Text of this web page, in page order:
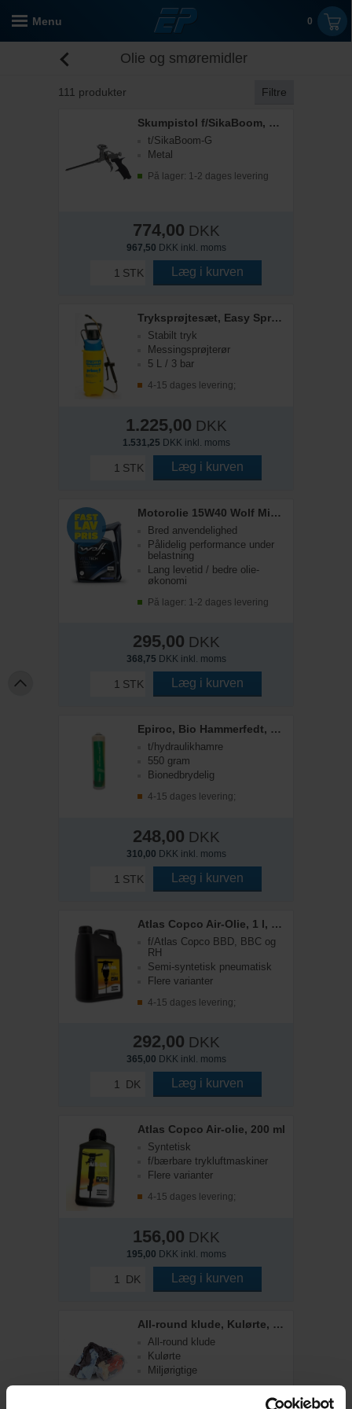
Menu 0
Olie og smøremidler
111 produkter Filtre
Skumpistol f/SikaBoom, Metal
t/SikaBoom-G
Metal
På lager: 1-2 dages levering
774,00 DKK
967,50 DKK inkl. moms
STK Læg i kurven
Tryksprøjtesæt, Easy Spray, 5 L
Stabilt tryk
Messingsprøjterør
5 L / 3 bar
4-15 dages levering;
1.225,00 DKK
1.531,25 DKK inkl. moms
STK Læg i kurven
Motorolie 15W40 Wolf Mineralsk
Bred anvendelighed
Pålidelig performance under
belastning
Lang levetid / bedre olie-
økonomi
På lager: 1-2 dages levering
295,00 DKK
368,75 DKK inkl. moms
STK Læg i kurven
Epiroc, Bio Hammerfedt, 550 g patron
t/hydraulikhamre
550 gram
Bionedbrydelig
4-15 dages levering;
248,00 DKK
310,00 DKK inkl. moms
STK Læg i kurven
Atlas Copco Air-Olie, 1 l, Rock Drill
f/Atlas Copco BBD, BBC og
RH
Semi-syntetisk pneumatisk
Flere varianter
4-15 dages levering;
292,00 DKK
365,00 DKK inkl. moms
DK Læg i kurven
Atlas Copco Air-olie, 200 ml
Syntetisk
f/bærbare trykluftmaskiner
Flere varianter
4-15 dages levering;
156,00 DKK
195,00 DKK inkl. moms
DK Læg i kurven
All-round klude, Kulørte, 10 kg
All-round klude
Kulørte
Miljørigtige